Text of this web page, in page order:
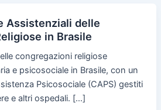
Assistenziali delle
in Brasile
congregazioni religiose
e psicosociale in Brasile, con un
Psicosociale (CAPS) gestiti
e altri ospedali. […]